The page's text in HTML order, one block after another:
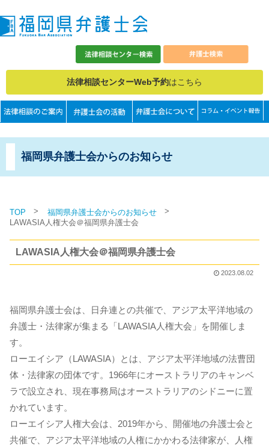
法律相談センターWeb予約はこちら
福岡県弁護士会からのお知らせ
TOP > 福岡県弁護士会からのお知らせ >
LAWASIA人権大会＠福岡県弁護士会
LAWASIA人権大会＠福岡県弁護士会
2023.08.02
福岡県弁護士会は、日弁連との共催で、アジア太平洋地域の
弁護士・法律家が集まる「LAWASIA人権大会」を開催しま
す。
ローエイシア（LAWASIA）とは、アジア太平洋地域の法曹団
体・法律家の団体です。1966年にオーストラリアのキャンベ
ラで設立され、現在事務局はオーストラリアのシドニーに置
かれています。
ローエイシア人権大会は、2019年から、開催地の弁護士会と
共催で、アジア太平洋地域の人権にかかわる法律家が、人権